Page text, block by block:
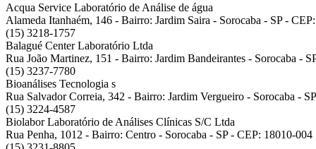
Acqua Service Laboratório de Análise de água
Alameda Itanhaém, 146 - Bairro: Jardim Saira - Sorocaba - SP -
(15) 3218-1757
Balagué Center Laboratório Ltda
Rua João Martinez, 151 - Bairro: Jardim Bandeirantes - Sorocaba -
(15) 3237-7780
Bioanálises Tecnologia s
Rua Salvador Correia, 342 - Bairro: Jardim Vergueiro - Sorocaba -
(15) 3224-4587
Biolabor Laboratório de Análises Clínicas S/C Ltda
Rua Penha, 1012 - Bairro: Centro - Sorocaba - SP - CEP: 18010-004